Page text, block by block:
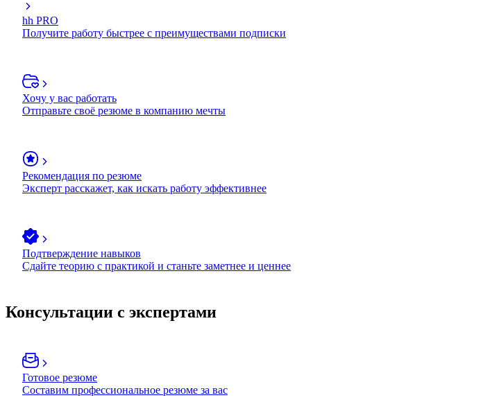
hh PRO
Получите работу быстрее с преимуществами подписки
Хочу у вас работать
Отправьте своё резюме в компанию мечты
Рекомендация по резюме
Эксперт расскажет, как искать работу эффективнее
Подтверждение навыков
Сдайте теорию с практикой и станьте заметнее и ценнее
Консультации с экспертами
Готовое резюме
Составим профессиональное резюме за вас